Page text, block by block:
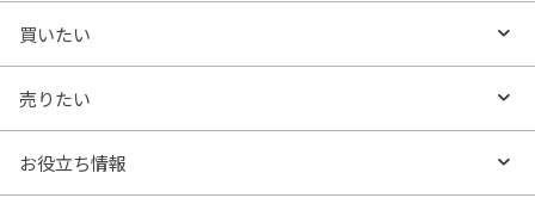
買いたい
買いたいTOP
売りたい
売りたいTOP
お役立ち情報